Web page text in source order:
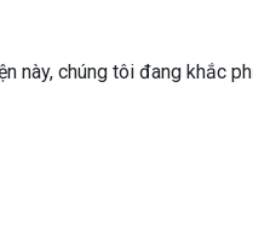
này, chúng tôi đang khắc